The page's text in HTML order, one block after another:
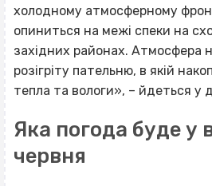
холодному атмосферному
опиниться на межі спеки на
західних районах. Атмосфера
розігріту пательню, в якій
тепла та вологи», – йдеться у
Яка погода буде у
червня